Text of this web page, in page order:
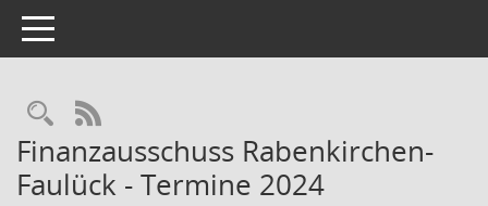
Toggle navigation
Rechercheauswahl
RSS-Feed
Finanzausschuss Rabenkirchen-
Faulück - Termine 2024